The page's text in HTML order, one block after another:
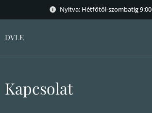
Nyitva: Hétfőtől-szombatig
DVLE
Kapcsolat